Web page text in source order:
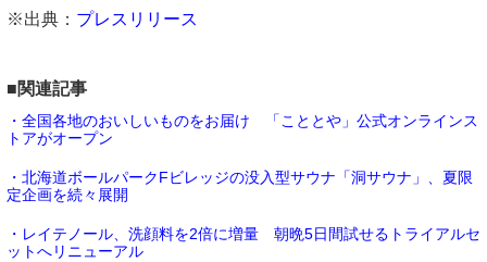
※出典： プレスリリース
■関連記事
・全国各地のおいしいものをお届け 「こととや」公式オンラインス
トアがオープン
・北海道ボールパークFビレッジの没入型サウナ「洞サウナ」、夏限
定企画を続々展開
・レイテノール、洗顔料を2倍に増量 朝晩5日間試せるトライアルセ
ットへリニューアル